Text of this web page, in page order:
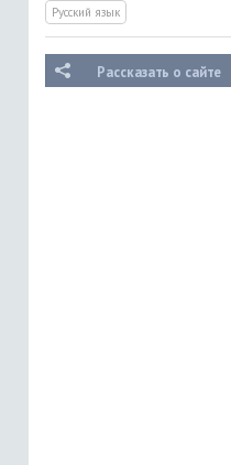
Русский язык
Рассказать о сайте